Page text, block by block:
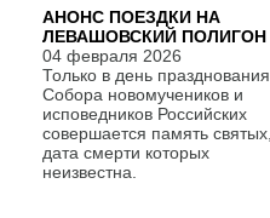
АНОНС ПОЕЗДКИ НА
ЛЕВАШОВСКИЙ ПОЛИГОН
04 февраля 2026
Только в день празднования
Собора новомучеников и
исповедников Российских
совершается память святых,
дата смерти которых
неизвестна.